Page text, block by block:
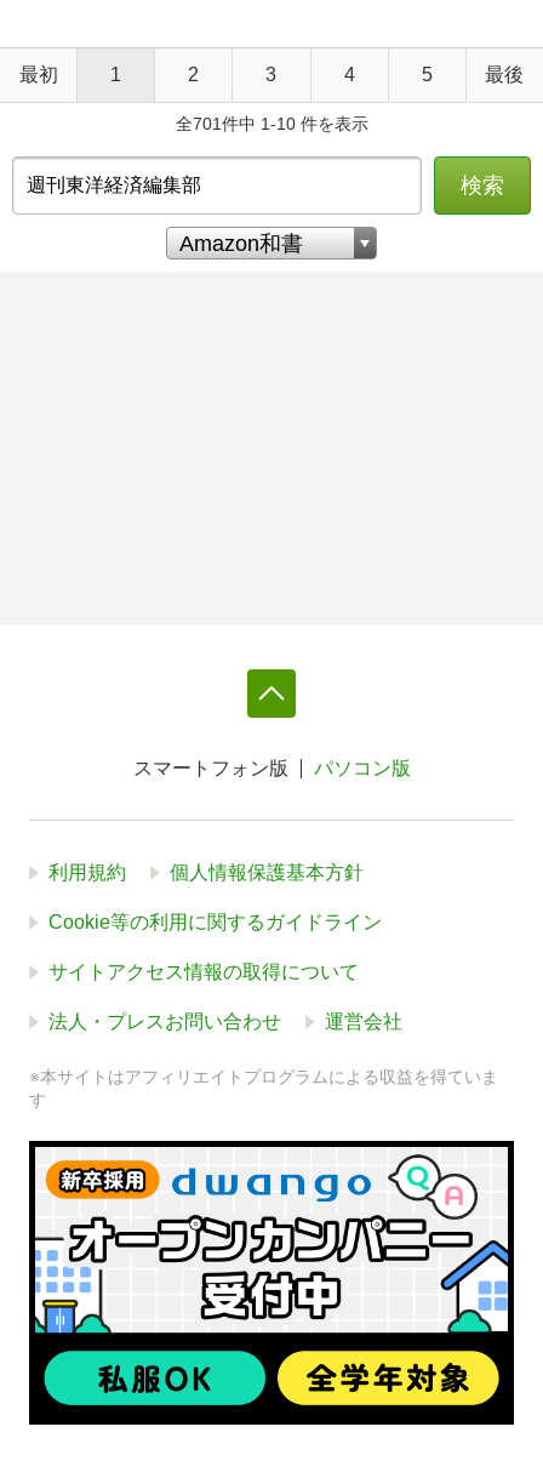
最初 1 2 3 4 5 最後
全701件中 1-10 件を表示
検索
スマートフォン版 パソコン版
利用規約 個人情報保護基本方針
Cookie等の利用に関するガイドライン
サイトアクセス情報の取得について
法人・プレスお問い合わせ 運営会社
※本サイトはアフィリエイトプログラムによる収益を得ていま
す